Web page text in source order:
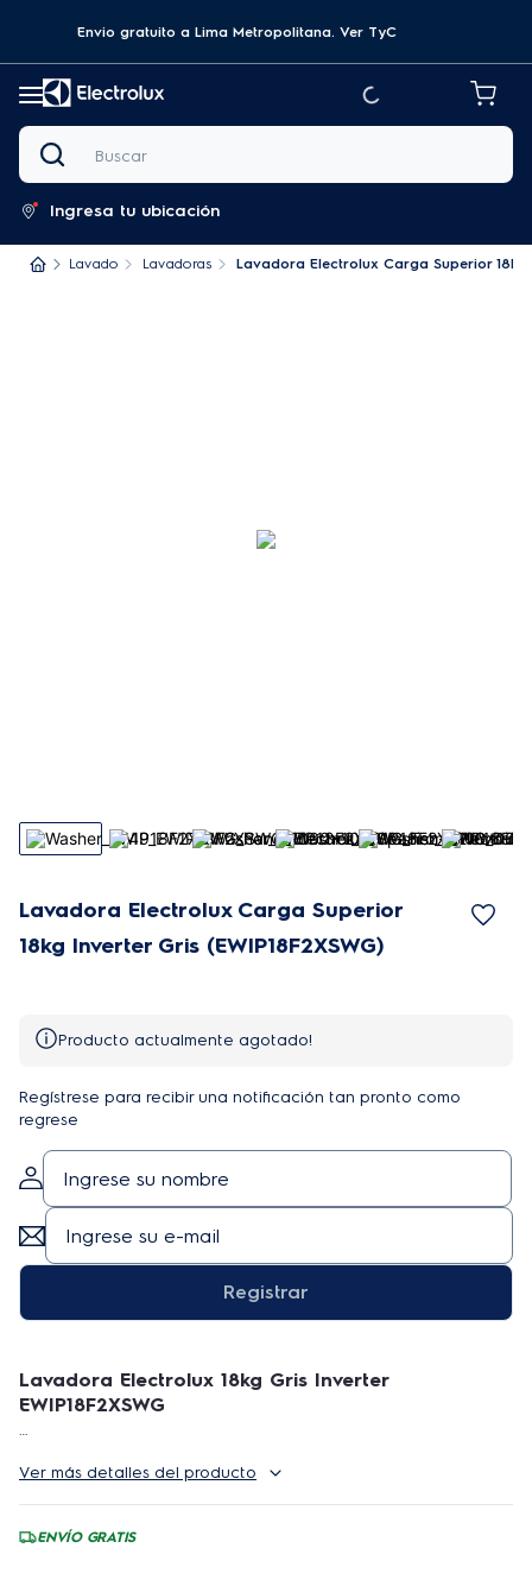
Envio gratuito a Lima Metropolitana. Ver TyC
Buscar
Ingresa tu ubicación
Lavado Lavadoras Lavadora Electrolux Carga Superior 18kg
Lavadora Electrolux Carga Superior
18kg Inverter Gris (EWIP18F2XSWG)
Producto actualmente agotado!
Regístrese para recibir una notificación tan pronto como
regrese
Registrar
Lavadora Electrolux 18kg Gris Inverter
EWIP18F2XSWG
invitamos a leer cuidadosamente todas las
especificaciones de nuestros productos, si tienes
alguna duda específica, por favor pregunta antes de
Ver más detalles del producto
ENVÍO GRATIS